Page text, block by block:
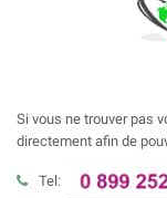
Si vous ne trouver pas
directement afin de
Tel: